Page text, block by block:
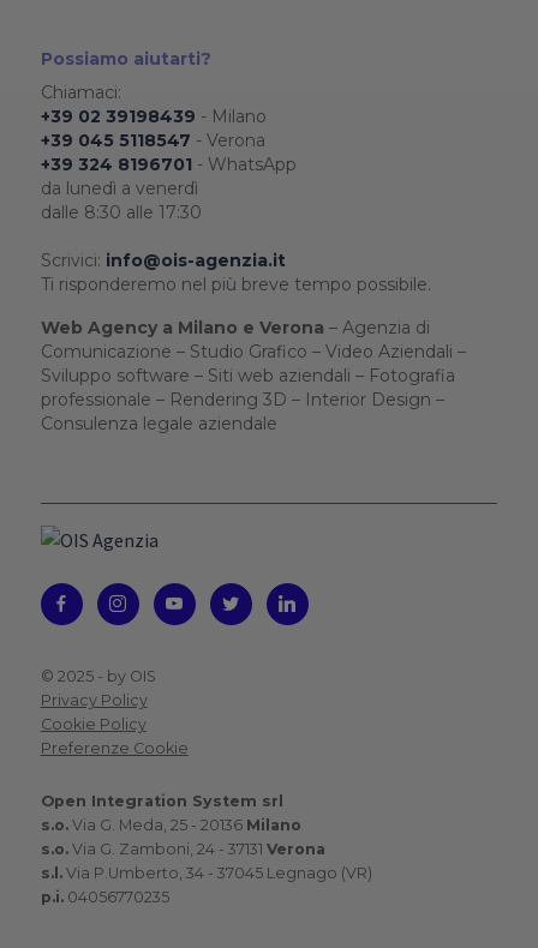
Possiamo aiutarti?
Chiamaci:
+39 02 39198439 - Milano
+39 045 5118547 - Verona
+39 324 8196701 - WhatsApp
da lunedì a venerdì
dalle 8:30 alle 17:30
Scrivici: info@ois-agenzia.it
Ti risponderemo nel più breve tempo possibile.
Web Agency a Milano e Verona – Agenzia di
Comunicazione – Studio Grafico – Video Aziendali –
Sviluppo software – Siti web aziendali – Fotografia
professionale – Rendering 3D – Interior Design –
Consulenza legale aziendale
© 2025 - by OIS
Privacy Policy
Cookie Policy
Preferenze Cookie
Open Integration System srl
s.o.Via G. Meda, 25 - 20136 Milano
s.o.Via G. Zamboni, 24 - 37131 Verona
s.l.Via P.Umberto, 34 - 37045 Legnago (VR)
p.i.04056770235